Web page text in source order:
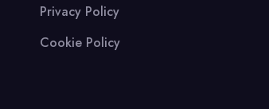
Privacy Policy
Cookie Policy